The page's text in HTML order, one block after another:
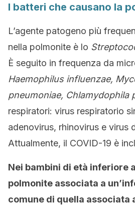
I batteri che causano la
L’agente patogeno più
nella polmonite è lo
È seguito in frequenza da
Haemophilus influenzae,
pneumoniae, Chlamydophila
respiratori: virus respiratorio
adenovirus, rhinovirus e virus
Attualmente, il COVID-19 è
Nei bambini di età inferiore
polmonite associata a
comune di quella associata